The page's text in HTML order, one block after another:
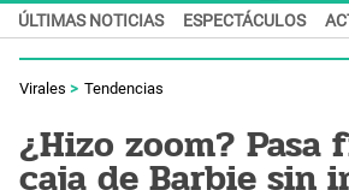
ÚLTIMAS NOTICIAS ESPECTÁCULOS
Virales Tendencias
¿Hizo zoom? Pasa
caja de Barbie sin